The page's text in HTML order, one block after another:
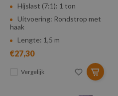
Hijslast (7:1): 1 ton
Uitvoering: Rondstrop met
haak
Lengte: 1,5 m
€27,30
Vergelijk